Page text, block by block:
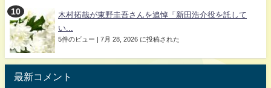
木村拓哉が東野圭吾さんを追悼「新田浩介役を託して
い...
5件のビュー | 7月 28, 2026 に投稿された
最新コメント